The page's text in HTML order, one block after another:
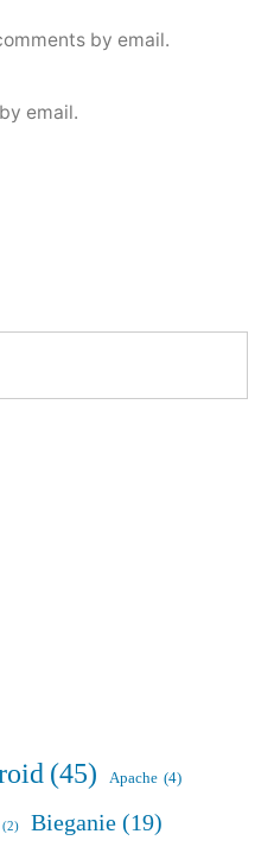
by email.
email.
(45) Apache (4)
(2) Bieganie (19)